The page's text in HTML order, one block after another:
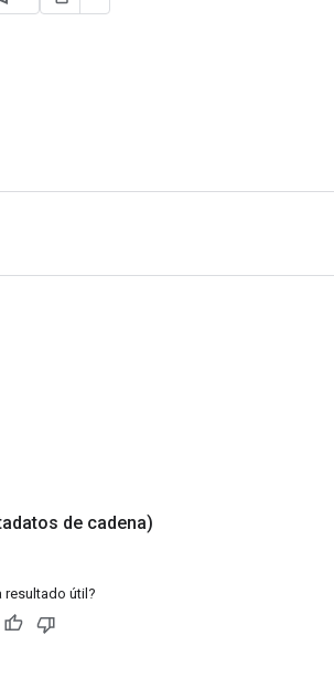
de cadena)
resultado útil?